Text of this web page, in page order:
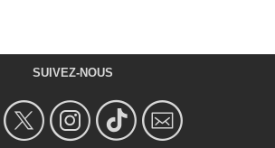
SUIVEZ-NOUS